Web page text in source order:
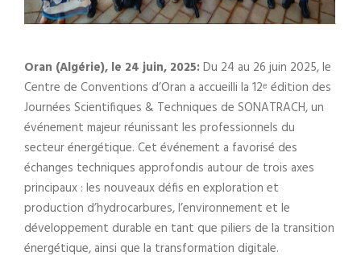
Oran (Algérie), le 24 juin, 2025:Du 24 au 26 juin 2025, le
Centre de Conventions d’Oran a accueilli la 12ᵉ édition des
Journées Scientifiques & Techniques de SONATRACH, un
événement majeur réunissant les professionnels du
secteur énergétique. Cet événement a favorisé des
échanges techniques approfondis autour de trois axes
principaux : les nouveaux défis en exploration et
production d’hydrocarbures, l’environnement et le
développement durable en tant que piliers de la transition
énergétique, ainsi que la transformation digitale.